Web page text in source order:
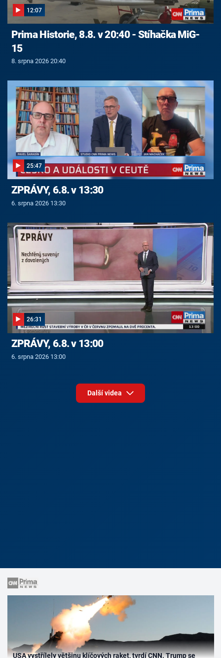
12:07
Prima Historie, 8.8. v 20:40 - Stíhačka MiG-
15
8. srpna 2026 20:40
25:47
ZPRÁVY, 6.8. v 13:30
6. srpna 2026 13:30
26:31
ZPRÁVY, 6.8. v 13:00
6. srpna 2026 13:00
Další videa
USA vystřílely většinu klíčových raket, tvrdí CNN. Trump se